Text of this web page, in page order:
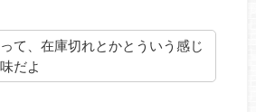
て、在庫切れとかとういう感じ
だよ